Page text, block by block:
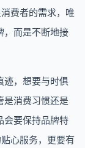
费者的需求，唯
，而是不断地接
迹，想要与时俱
是消费习惯还是
会要保持品牌特
心服务，更要有